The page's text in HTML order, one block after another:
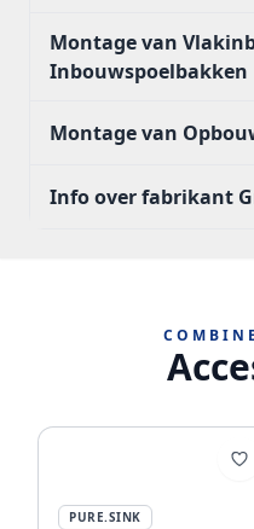
Montage van
Inbouwspoelbakken
Montage van
Info over fabrikant
PURE.SINK